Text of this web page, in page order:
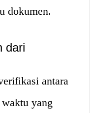
dokumen.
dari
antara
yang